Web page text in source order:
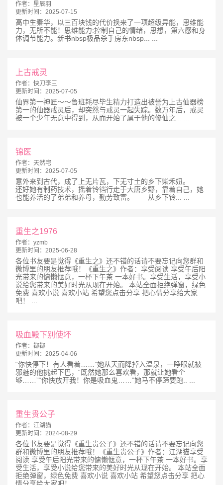
作者： 星辰羽
更新时间： 2025-07-15
高中生秦华，以三百块钱的代价换来了一项超级异能，思维能
力，无所不能！思维能力:控制自己的情绪，思想，第六感和身
体调节能力。新书nbsp极品杀手房东nbsp... ...
上古戒灵
作者： 快刀李三
更新时间： 2025-07-05
仙界第一神匠～～鲁班耗尽毕生精力打造出被誉为上古仙器榜
第一的仙器戒灵后，却突然与戒灵一起失踪。数万年后，戒灵
被一个少年无意中得到，从而开始了属于他的修仙之... ...
锦医
作者： 天然宅
更新时间： 2025-07-05
意外来到古代，成了上无片瓦，下无寸土的乡下柴禾妞。
还好她有制药技术，摇着铃铛行走于大唐乡野，靠着自己，她
也能养活的了弟弟和养母，勤劳致富。 从乡下铃... ...
重生之1976
作者： yzmb
更新时间： 2025-06-28
各位书友要是觉得《重生之》还不错的话请不要忘记向您群和
微博里的朋友推荐哦！《重生之》作者：享受阅读 享受午后阳
光带来的慵懒惬意，一杯下午茶 一本好书。享受生活，享受小
说给您带来的美好时光从现在开始。 本站全面拒绝弹窗，绿色
免费 喜欢小说 喜欢小站 希望您点击分享 把心情分享给大家
吧！ ...
吸血殿下别使坏
作者： 鄀鄀
更新时间： 2025-04-06
“你快停下！有人看着……”她从天而降掉入温泉，一睁眼就被
邪魅的他挑起下巴，“既然她那么喜欢看，那就让她看个
够……”“你快放开我！你是吸血鬼……”她马不停蹄要跑.. ...
重生贵公子
作者： 江湖猫
更新时间： 2024-08-29
各位书友要是觉得《重生贵公子》还不错的话请不要忘记向您
群和微博里的朋友推荐哦！《重生贵公子》作者：江湖猫享受
阅读 享受午后阳光带来的慵懒惬意，一杯下午茶 一本好书。享
受生活，享受小说给您带来的美好时光从现在开始。 本站全面
拒绝弹窗，绿色免费 喜欢小说 喜欢小站 希望您点击分享 把心